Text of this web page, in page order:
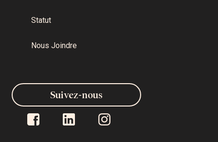
Statut
Nous Joindre
Suivez-nous